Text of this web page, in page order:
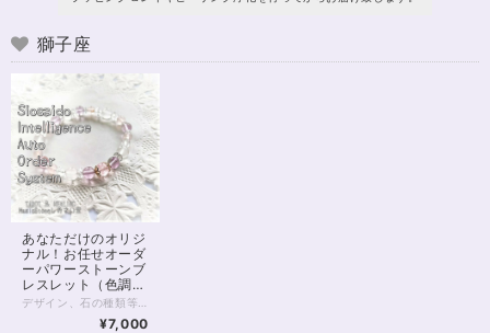
獅子座
あなただけのオリジ
ナル！お任せオーダ
ーパワーストーンブ
レスレット（色調選
択可）
¥7,000